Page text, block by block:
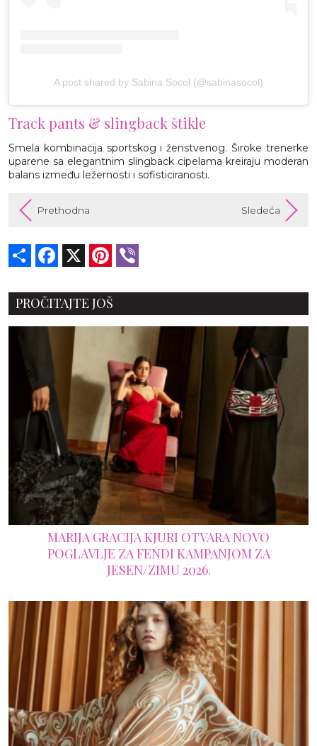
A post shared by Sabina Socol (@sabinasocol)
Track pants & slingback štikle
Smela kombinacija sportskog i ženstvenog. Široke trenerke
uparene sa elegantnim slingback cipelama kreiraju moderan
balans između ležernosti i sofisticiranosti.
Prethodna Sledeća
Share Facebook Pinterest
PROČITAJTE JOŠ
MARIJA GRACIJA KJURI OTVARA NOVO
POGLAVLJE ZA FENDI KAMPANJOM ZA
JESEN/ZIMU 2026.